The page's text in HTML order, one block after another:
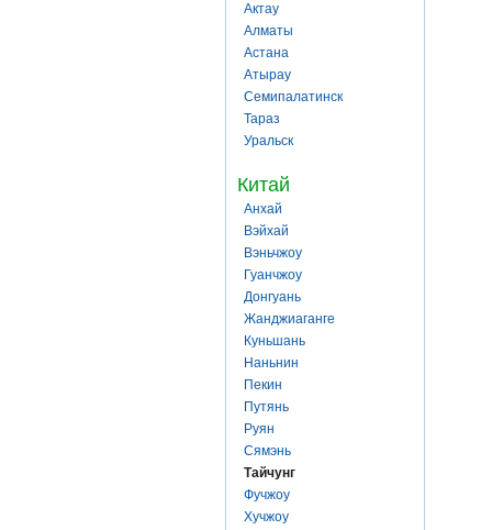
Актау
Алматы
Астана
Атырау
Семипалатинск
Тараз
Уральск
Китай
Анхай
Вэйхай
Вэньчжоу
Гуанчжоу
Донгуань
Жанджиаганге
Куньшань
Наньнин
Пекин
Путянь
Руян
Сямэнь
Тайчунг
Фучжоу
Хучжоу